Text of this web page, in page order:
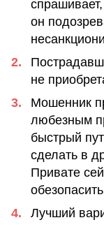
он
не
Мошенник
любезным
быстрый
сделать в
Привате
Лучший